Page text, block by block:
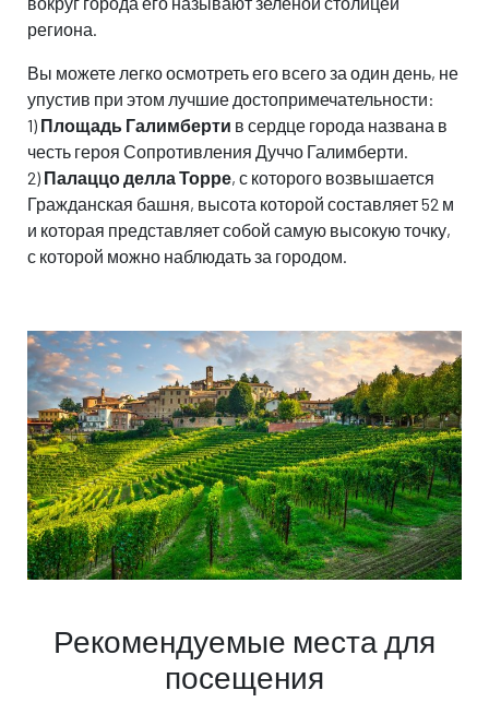
региона.
Вы можете легко осмотреть его всего за один день, не
упустив при этом лучшие достопримечательности:
1) Площадь Галимберти в сердце города названа в
честь героя Сопротивления Дуччо Галимберти.
2) Палаццо делла Торре, с которого возвышается
Гражданская башня, высота которой составляет 52 м
и которая представляет собой самую высокую точку,
с которой можно наблюдать за городом.
Рекомендуемые места для
посещения